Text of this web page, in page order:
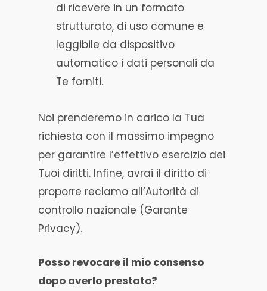
di ricevere in un formato
strutturato, di uso comune e
leggibile da dispositivo
automatico i dati personali da
Te forniti.
Noi prenderemo in carico la Tua
richiesta con il massimo impegno
per garantire l’effettivo esercizio dei
Tuoi diritti. Infine, avrai il diritto di
proporre reclamo all’Autorità di
controllo nazionale (Garante
Privacy).
Posso revocare il mio consenso
dopo averlo prestato?